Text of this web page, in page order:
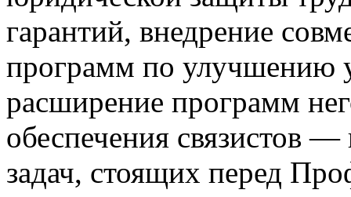
гарантий, внедрение
программ по улучшению
расширение программ
обеспечения связистов
задач, стоящих перед